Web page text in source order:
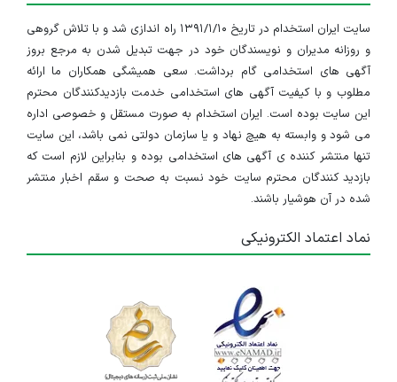
سایت ایران استخدام در تاریخ ۱۳۹۱/۱/۱۰ راه اندازی شد و با تلاش گروهی
و روزانه مدیران و نویسندگان خود در جهت تبدیل شدن به مرجع بروز
آگهی های استخدامی گام برداشت. سعی همیشگی همکاران ما ارائه
مطلوب و با کیفیت آگهی های استخدامی خدمت بازدیدکنندگان محترم
این سایت بوده است. ایران استخدام به صورت مستقل و خصوصی اداره
می شود و وابسته به هیچ نهاد و یا سازمان دولتی نمی باشد، این سایت
تنها منتشر کننده ی آگهی های استخدامی بوده و بنابراین لازم است که
بازدید کنندگان محترم سایت خود نسبت به صحت و سقم اخبار منتشر
شده در آن هوشیار باشند.
نماد اعتماد الکترونیکی